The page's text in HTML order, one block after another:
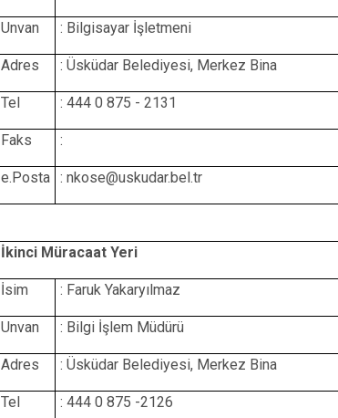
Unvan : Bilgisayar İşletmeni
Adres : Üsküdar Belediyesi, Merkez Bina
Tel : 444 0 875 - 2131
Faks :
e.Posta : nkose@uskudar.bel.tr
İkinci Müracaat Yeri
İsim : Faruk Yakaryılmaz
Unvan : Bilgi İşlem Müdürü
Adres : Üsküdar Belediyesi, Merkez Bina
Tel : 444 0 875 -2126